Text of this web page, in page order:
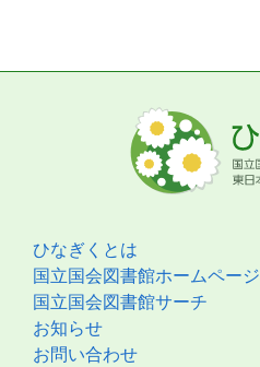
ひなぎくとは
国立国会図書館ホームページ
国立国会図書館サーチ
お知らせ
お問い合わせ